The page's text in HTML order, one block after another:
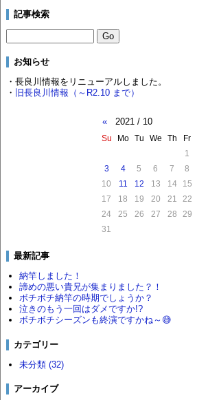
記事検索
お知らせ
・長良川情報をリニューアルしました。
・
旧長良川情報（～R2.10 まで）
« 2021 / 10
Su Mo Tu We Th Fr
1
3
4 5 6 7 8
10
11 12 13 14 15
17
18 19 20 21 22
24
25 26 27 28 29
31
最新記事
納竿しました！
諦めの悪い貴兄が集まりました？！
ボチボチ納竿の時期でしょうか？
泣きのもう一回はダメですか!?
ボチボチシーズンも終演ですかね～😅
カテゴリー
未分類 (32)
アーカイブ